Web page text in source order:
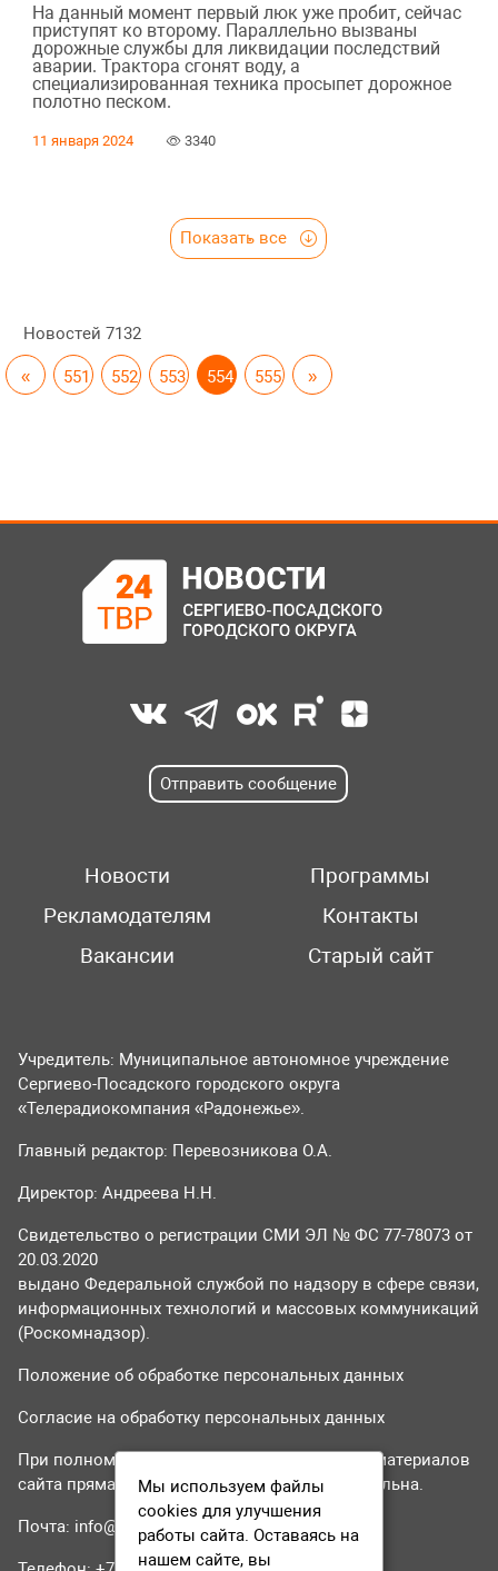
На данный момент первый люк уже пробит, сейчас
приступят ко второму. Параллельно вызваны
дорожные службы для ликвидации последствий
аварии. Трактора сгонят воду, а
специализированная техника просыпет дорожное
полотно песком.
11 января 2024 3340
Показать все
Новостей 7132
« 551 552 553 554 555 »
Отправить сообщение
Новости
Программы
Рекламодателям
Контакты
Вакансии
Старый сайт
Учредитель: Муниципальное автономное учреждение
Сергиево-Посадского городского округа
«Телерадиокомпания «Радонежье».
Главный редактор: Перевозникова О.А.
Директор: Андреева Н.Н.
Свидетельство о регистрации СМИ ЭЛ № ФС 77-78073 от
20.03.2020
выдано Федеральной службой по надзору в сфере связи,
информационных технологий и массовых коммуникаций
(Роскомнадзор).
Положение об обработке персональных данных
Согласие на обработку персональных данных
При полном или частичном использовании материалов
сайта прямая гиперссылка на tvr24.tv обязательна.
Почта: info@tvr24.tv
Мы используем файлы
cookies для улучшения
работы сайта. Оставаясь на
нашем сайте, вы